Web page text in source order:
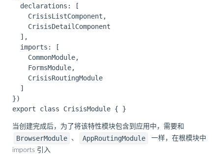
  declarations: [
    CrisisListComponent,
    CrisisDetailComponent
  ],
  imports: [
    CommonModule,
    FormsModule,
    CrisisRoutingModule
  ]
})
当创建完成后，为了将该特性模块包含到应用中，需要和
BrowserModule 、 AppRoutingModule
一样，在根模块中
imports 引入